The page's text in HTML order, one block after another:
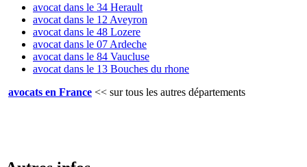
avocat dans le 34 Herault
avocat dans le 12 Aveyron
avocat dans le 48 Lozere
avocat dans le 07 Ardeche
avocat dans le 84 Vaucluse
avocat dans le 13 Bouches du rhone
avocats en France << sur tous les autres départements